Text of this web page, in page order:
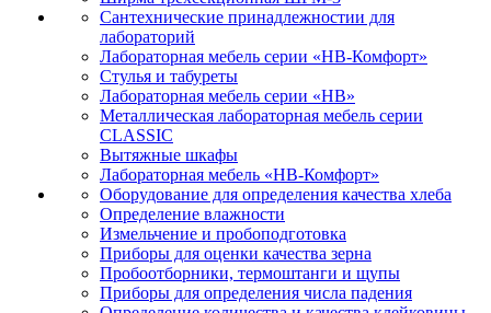
Сантехнические принадлежностии для
лабораторий
Лабораторная мебель серии «НВ-Комфорт»
Стулья и табуреты
Лабораторная мебель серии «НВ»
Металлическая лабораторная мебель серии
CLASSIC
Вытяжные шкафы
Лабораторная мебель «НВ-Комфорт»
Оборудование для определения качества хлеба
Определение влажности
Измельчение и пробоподготовка
Приборы для оценки качества зерна
Пробоотборники, термоштанги и щупы
Приборы для определения числа падения